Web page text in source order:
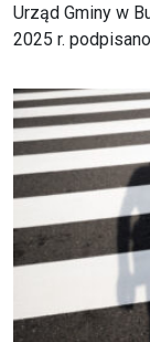
Urząd Gminy w
2025 r.